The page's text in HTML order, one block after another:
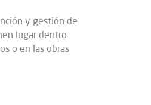
y gestión de
lugar dentro
o en las obras